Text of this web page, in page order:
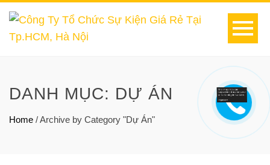
DANH MỤC: DỰ ÁN
Home /Archive by Category "Dự Án"